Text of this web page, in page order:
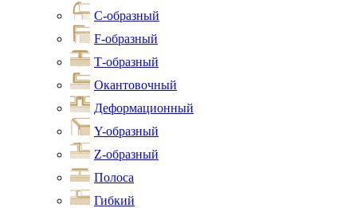
С-образный
F-образный
Т-образный
Окантовочный
Деформационный
Y-образный
Z-образный
Полоса
Гибкий